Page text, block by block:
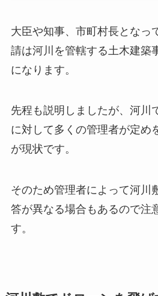
大臣や知事、市町村長となっ
請は河川を管轄する土木建築
になります。
先程も説明しましたが、河川
に対して多くの管理者が定め
が現状です。
そのため管理者によって河川
答が異なる場合もあるので注
す。